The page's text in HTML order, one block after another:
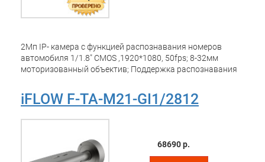
2Mп IP- камера с функцией распознавания номеров
автомобиля 1/1.8" CMOS ,1920*1080, 50fps; 8-32мм
моторизованный объектив; Поддержка распознавания
WDR140дБ, SDK/ISAPI открыты для интеграции;
Поддержка PоЕ питания; Поддержка Wiegand интерфейса;
Встроенная ИК-подсвктка 850 нм, до 40м, -30 °C...+40 °C;
вес 3 кг.
iFLOW F-TA-M21-GI1/2812
68690 р.